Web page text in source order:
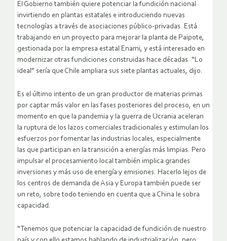
El Gobierno también quiere potenciar la fundición nacional
invirtiendo en plantas estatales e introduciendo nuevas
tecnologías a través de asociaciones público-privadas. Está
trabajando en un proyecto para mejorar la planta de Paipote,
gestionada por la empresa estatal Enami, y está interesado en
modernizar otras fundiciones construidas hace décadas. “Lo
ideal” sería que Chile ampliara sus siete plantas actuales, dijo.
Es el último intento de un gran productor de materias primas
por captar más valor en las fases posteriores del proceso, en un
momento en que la pandemia y la guerra de Ucrania aceleran
la ruptura de los lazos comerciales tradicionales y estimulan los
esfuerzos por fomentar las industrias locales, especialmente
las que participan en la transición a energías más limpias. Pero
impulsar el procesamiento local también implica grandes
inversiones y más uso de energía y emisiones. Hacerlo lejos de
los centros de demanda de Asia y Europa también puede ser
un reto, sobre todo teniendo en cuenta que a China le sobra
capacidad.
“Tenemos que potenciar la capacidad de fundición de nuestro